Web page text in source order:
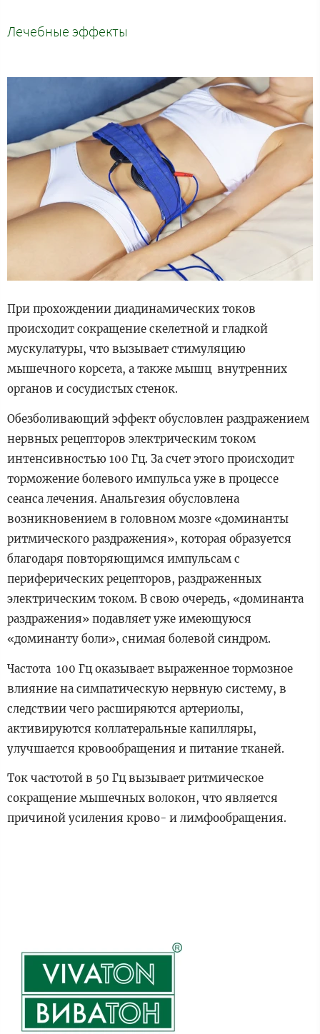
Лечебные эффекты
При прохождении диадинамических токов
происходит сокращение скелетной и гладкой
мускулатуры, что вызывает стимуляцию
мышечного корсета, а также мышц внутренних
органов и сосудистых стенок.
Обезболивающий эффект обусловлен раздражением
нервных рецепторов электрическим током
интенсивностью 100 Гц. За счет этого происходит
торможение болевого импульса уже в процессе
сеанса лечения. Анальгезия обусловлена
возникновением в головном мозге «доминанты
ритмического раздражения», которая образуется
благодаря повторяющимся импульсам с
периферических рецепторов, раздраженных
электрическим током. В свою очередь, «доминанта
раздражения» подавляет уже имеющуюся
«доминанту боли», снимая болевой синдром.
Частота 100 Гц оказывает выраженное тормозное
влияние на симпатическую нервную систему, в
следствии чего расширяются артериолы,
активируются коллатеральные капилляры,
улучшается кровообращения и питание тканей.
Ток частотой в 50 Гц вызывает ритмическое
сокращение мышечных волокон, что является
причиной усиления крово- и лимфообращения.